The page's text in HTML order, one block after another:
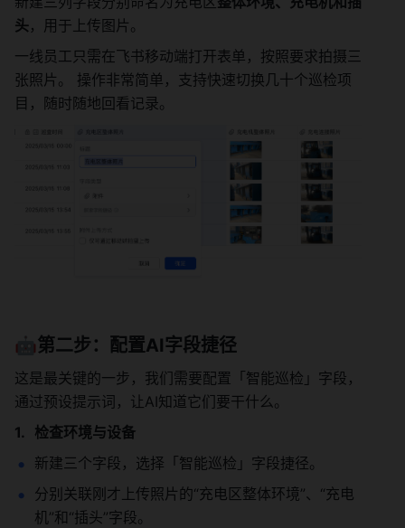
头，用于上传图片。
一线员工只需在飞书移动端打开表单，按照要求拍摄三
张照片。 操作非常简单，支持快速切换几十个巡检项
目，随时随地回看记录。
🤖第二步：配置AI字段捷径
这是最关键的一步，我们需要配置「智能巡检」字段，
通过预设提示词，让AI知道它们要干什么。
检查环境与设备
新建三个字段，选择「智能巡检」字段捷径。
分别关联刚才上传照片的“充电区整体环境”、“充电
机”和“插头”字段。